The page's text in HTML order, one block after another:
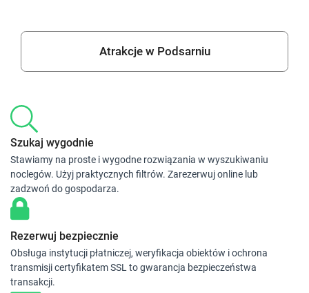
Atrakcje w Podsarniu
Szukaj wygodnie
Stawiamy na proste i wygodne rozwiązania w wyszukiwaniu
noclegów. Użyj praktycznych filtrów. Zarezerwuj online lub
zadzwoń do gospodarza.
Rezerwuj bezpiecznie
Obsługa instytucji płatniczej, weryfikacja obiektów i ochrona
transmisji certyfikatem SSL to gwarancja bezpieczeństwa
transakcji.